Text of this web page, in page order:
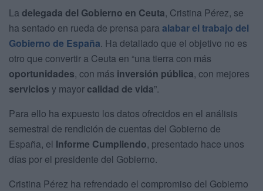
La delegada del Gobierno en Ceuta, Cristina Pérez, se
ha sentado en rueda de prensa para alabar el trabajo del
Gobierno de España. Ha detallado que el objetivo no es
otro que convertir a Ceuta en “una tierra con más
oportunidades, con más inversión pública, con mejores
servicios y mayor calidad de vida”.
Para ello ha expuesto los datos ofrecidos en el análisis
semestral de rendición de cuentas del Gobierno de
España, el Informe Cumpliendo, presentado hace unos
días por el presidente del Gobierno.
Cristina Pérez ha refrendado el compromiso del Gobierno